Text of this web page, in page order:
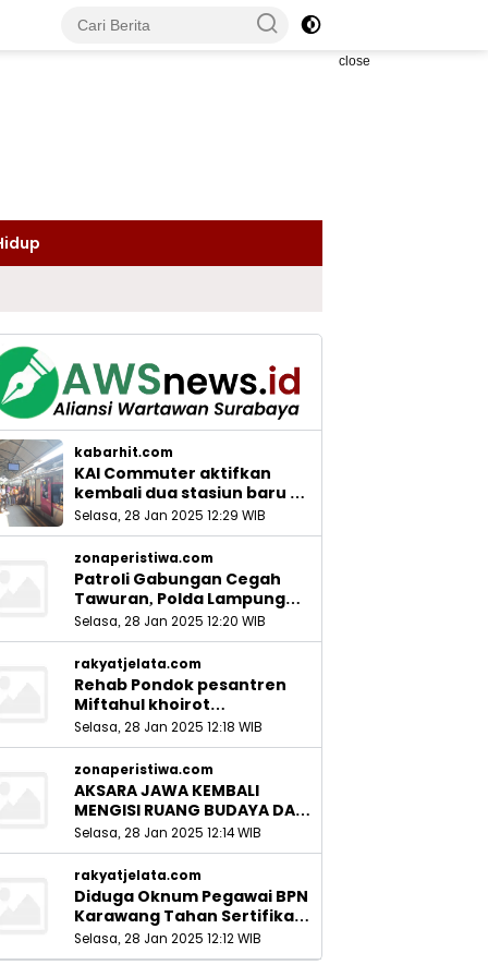
close
kabarhit.com
KAI Commuter aktifkan
kembali dua stasiun baru di
Sidoarjo_
Selasa, 28 Jan 2025 12:29 WIB
zonaperistiwa.com
Patroli Gabungan Cegah
Tawuran, Polda Lampung
Ingatkan Peran Orang Tua
Selasa, 28 Jan 2025 12:20 WIB
rakyatjelata.com
Rehab Pondok pesantren
Miftahul khoirot
Meninggalkan Hutang Ke
Material, Mantan Kadis PUPR
Harus Bertanggung Jawab
Selasa, 28 Jan 2025 12:18 WIB
zonaperistiwa.com
AKSARA JAWA KEMBALI
MENGISI RUANG BUDAYA DAN
SITUS LELUHUR NUSANTARA
Selasa, 28 Jan 2025 12:14 WIB
rakyatjelata.com
Diduga Oknum Pegawai BPN
Karawang Tahan Sertifikat
Pemohon PTSL
Selasa, 28 Jan 2025 12:12 WIB